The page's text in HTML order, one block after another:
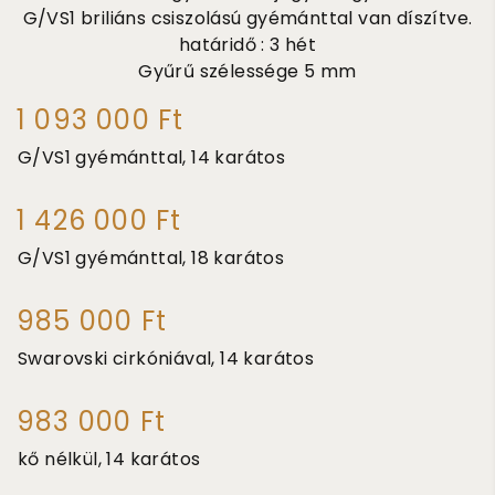
G/VS1 briliáns csiszolású gyémánttal van díszítve.
határidő : 3 hét
Gyűrű szélessége 5 mm
1 093 000 Ft
G/VS1 gyémánttal, 14 karátos
1 426 000 Ft
G/VS1 gyémánttal, 18 karátos
985 000 Ft
Swarovski cirkóniával, 14 karátos
983 000 Ft
kő nélkül, 14 karátos